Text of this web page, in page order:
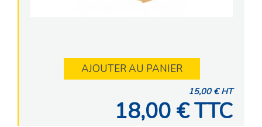
AJOUTER AU PANIER
15,00 € HT
18,00 € TTC